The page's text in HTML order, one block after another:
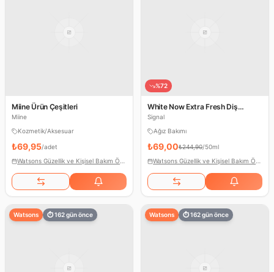
Miine Ürün Çeşitleri
Miine
Kozmetik/Aksesuar
₺69,95/adet
%72
White Now Extra Fresh Diş
Macunu
Signal
Ağız Bakımı
₺69,00₺244,90/50ml
Watsons ⏱162gün önce Watsons ⏱162gün önce